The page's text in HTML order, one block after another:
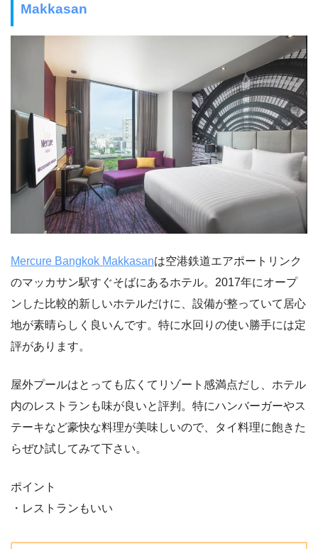
Makkasan
Mercure Bangkok Makkasanは空港鉄道エアポートリンク
のマッカサン駅すぐそばにあるホテル。2017年にオープ
ンした比較的新しいホテルだけに、設備が整っていて居心
地が素晴らしく良いんです。特に水回りの使い勝手には定
評があります。
屋外プールはとっても広くてリゾート感満点だし、ホテル
内のレストランも味が良いと評判。特にハンバーガーやス
テーキなど豪快な料理が美味しいので、タイ料理に飽きた
らぜひ試してみて下さい。
ポイント
・レストランもいい